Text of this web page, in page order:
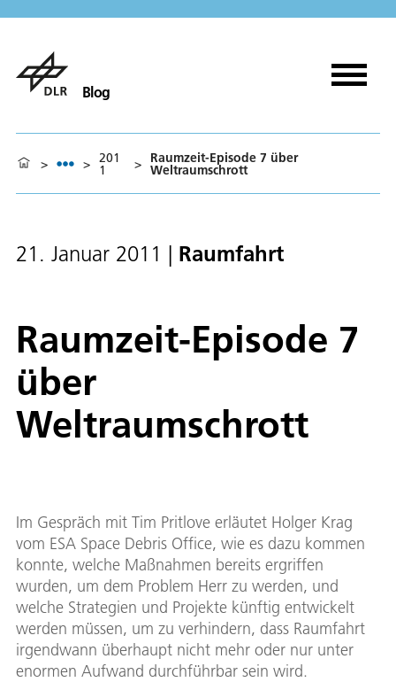
Blog
> > 201
1 > Raumzeit-Episode 7 über
Weltraumschrott
21. Januar 2011 | Raumfahrt
Raumzeit-Episode 7
über
Weltraumschrott
Im Gespräch mit Tim Pritlove erläutet Holger Krag
vom ESA Space Debris Office, wie es dazu kommen
konnte, welche Maßnahmen bereits ergriffen
wurden, um dem Problem Herr zu werden, und
welche Strategien und Projekte künftig entwickelt
werden müssen, um zu verhindern, dass Raumfahrt
irgendwann überhaupt nicht mehr oder nur unter
enormen Aufwand durchführbar sein wird.